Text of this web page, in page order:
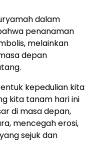
dalam
penanaman
melainkan
depan
kepedulian kita
kita tanam hari ini
di masa depan,
mencegah erosi,
sejuk dan